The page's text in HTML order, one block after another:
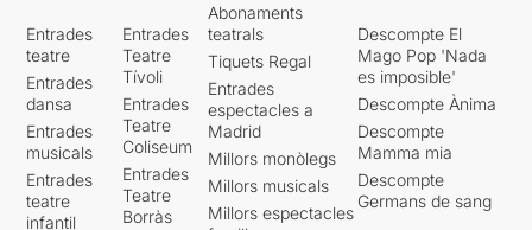
Entrades
teatre
Entrades
dansa
Entrades
musicals
Entrades
teatre
infantil
Entrades
Teatre
Tívoli
Entrades
Teatre
Coliseum
Entrades
Teatre
Borràs
Abonaments
teatrals
Tiquets Regal
Entrades
espectacles a
Madrid
Millors monòlegs
Millors musicals
Millors espectacles
Descompte El
Mago Pop 'Nada
es imposible'
Descompte Ànima
Descompte
Mamma mia
Descompte
Germans de sang